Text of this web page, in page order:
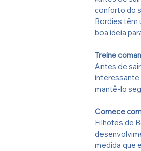
conforto do
Bordies têm
boa ideia
Treine
Antes de
interessante
mantê-lo
Comece
Filhotes de
medida que